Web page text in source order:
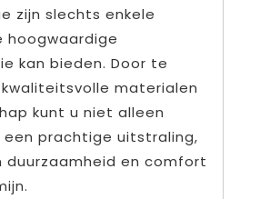
zijn slechts enkele
hoogwaardige
kan bieden. Door te
materialen
kunt u niet alleen
prachtige uitstraling,
duurzaamheid en comfort